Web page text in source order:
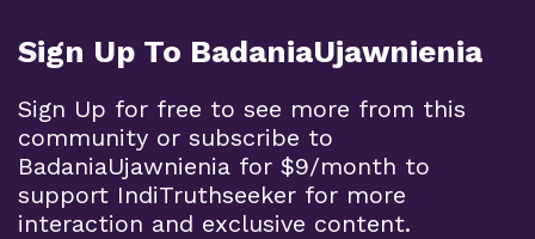
Sign Up To BadaniaUjawnienia
Sign Up for free to see more from this
community or subscribe to
BadaniaUjawnienia for $9/month to
support IndiTruthseeker for more
interaction and exclusive content.